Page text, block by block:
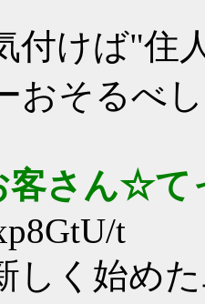
付けば"住
おそるべし
客さん☆て
t
しく始め